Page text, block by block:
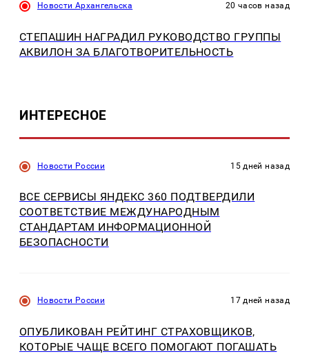
Новости Архангельска 20 часов назад
СТЕПАШИН НАГРАДИЛ РУКОВОДСТВО ГРУППЫ
АКВИЛОН ЗА БЛАГОТВОРИТЕЛЬНОСТЬ
ИНТЕРЕСНОЕ
Новости России 15 дней назад
ВСЕ СЕРВИСЫ ЯНДЕКС 360 ПОДТВЕРДИЛИ
СООТВЕТСТВИЕ МЕЖДУНАРОДНЫМ
СТАНДАРТАМ ИНФОРМАЦИОННОЙ
БЕЗОПАСНОСТИ
Новости России 17 дней назад
ОПУБЛИКОВАН РЕЙТИНГ СТРАХОВЩИКОВ,
КОТОРЫЕ ЧАЩЕ ВСЕГО ПОМОГАЮТ ПОГАШАТЬ